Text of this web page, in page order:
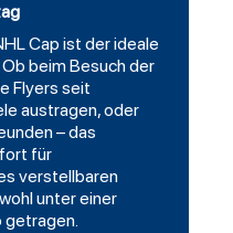
Cap ist der ideale
beim Besuch der
Flyers seit
austragen, oder
– das
für
verstellbaren
unter einer
getragen.